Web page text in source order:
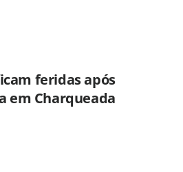
feridas após
em Charqueada